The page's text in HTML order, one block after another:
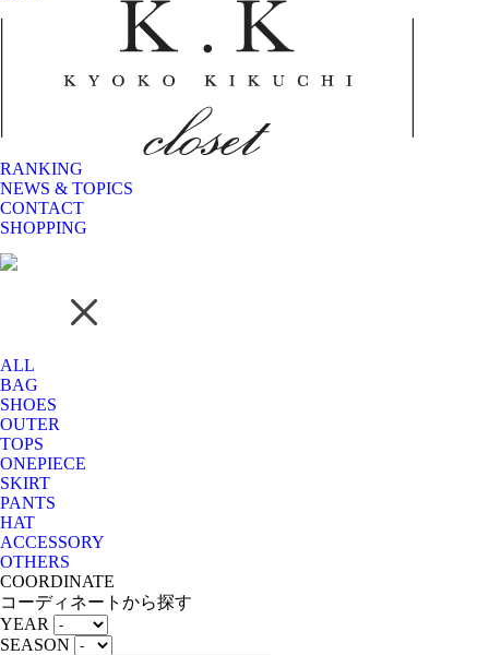
RANKING
NEWS & TOPICS
CONTACT
SHOPPING
ALL
BAG
SHOES
OUTER
TOPS
ONEPIECE
SKIRT
PANTS
HAT
ACCESSORY
OTHERS
COORDINATE
コーディネートから探す
YEAR
SEASON